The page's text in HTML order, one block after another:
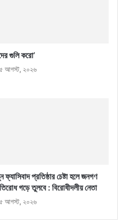
গুলি করো’
৫ আগস্ট, ২০২৬
ফ্যাসিবাদ প্রতিষ্ঠার চেষ্টা হলে জনগণ
গড়ে তুলবে : বিরোধীদলীয় নেতা
৫ আগস্ট, ২০২৬